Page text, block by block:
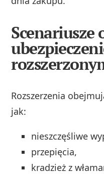
Scenariusze
Rozszerzenia
jak:
nieszczęśliwe
przepięcia,
kradzież z